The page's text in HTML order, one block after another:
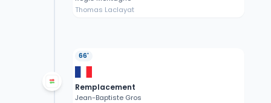
Thomas Laclayat
66'
Remplacement
Jean-Baptiste Gros